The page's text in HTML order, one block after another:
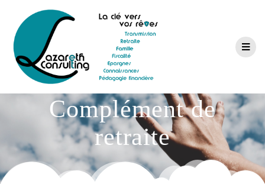
Complément de
retraite